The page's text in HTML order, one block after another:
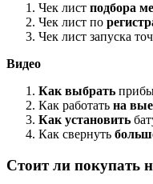
Чек лист подбора
Чек лист по
Чек лист запуска
Видео
Как выбрать
Как работать на
Как установить
Как свернуть
Стоит ли покупать